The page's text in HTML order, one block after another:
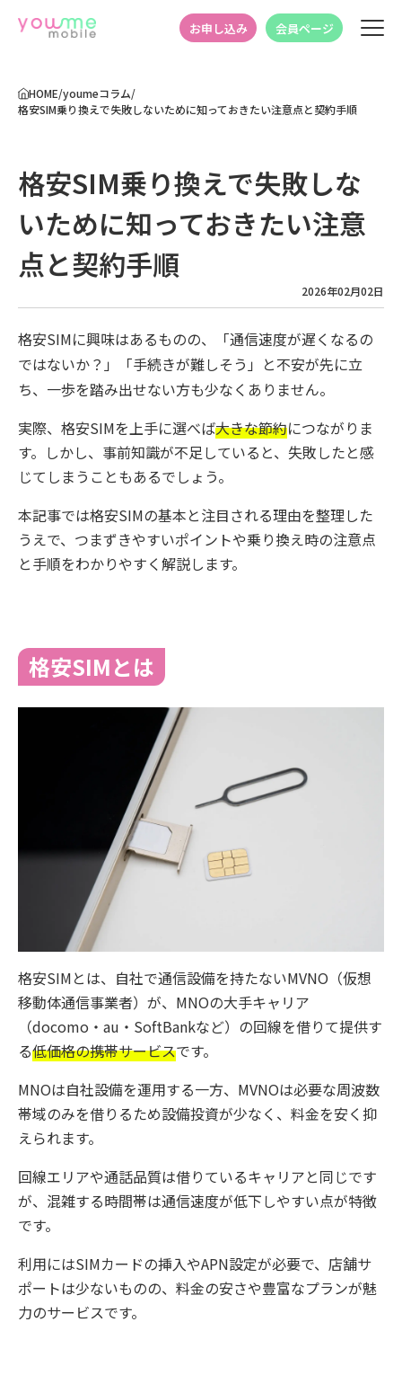
お申し込み 会員ページ
HOME/youmeコラム/
格安SIM乗り換えで失敗しないために知っておきたい注意点と契約手順
格安SIM乗り換えで失敗しな
いために知っておきたい注意
点と契約手順
2026年02月02日
格安SIMに興味はあるものの、「通信速度が遅くなるの
ではないか？」「手続きが難しそう」と不安が先に立
ち、一歩を踏み出せない方も少なくありません。
実際、格安SIMを上手に選べば大きな節約につながりま
す。しかし、事前知識が不足していると、失敗したと感
じてしまうこともあるでしょう。
本記事では格安SIMの基本と注目される理由を整理した
うえで、つまずきやすいポイントや乗り換え時の注意点
と手順をわかりやすく解説します。
格安SIMとは
格安SIMとは、自社で通信設備を持たないMVNO（仮想
移動体通信事業者）が、MNOの大手キャリア
（docomo・au・SoftBankなど）の回線を借りて提供す
る低価格の携帯サービスです。
MNOは自社設備を運用する一方、MVNOは必要な周波数
帯域のみを借りるため設備投資が少なく、料金を安く抑
えられます。
回線エリアや通話品質は借りているキャリアと同じです
が、混雑する時間帯は通信速度が低下しやすい点が特徴
です。
利用にはSIMカードの挿入やAPN設定が必要で、店舗サ
ポートは少ないものの、料金の安さや豊富なプランが魅
力のサービスです。